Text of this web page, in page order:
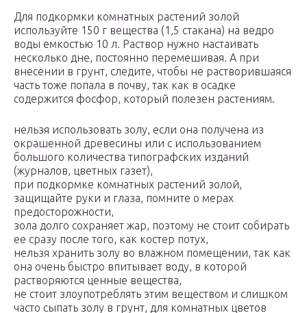
Для подкормки комнатных растений золой
используйте 150 г вещества (1,5 стакана) на ведро
воды емкостью 10 л. Раствор нужно настаивать
несколько дне, постоянно перемешивая. А при
внесении в грунт, следите, чтобы не растворившаяся
часть тоже попала в почву, так как в осадке
содержится фосфор, который полезен растениям.
нельзя использовать золу, если она получена из
окрашенной древесины или с использованием
большого количества типографских изданий
(журналов, цветных газет),
при подкормке комнатных растений золой,
защищайте руки и глаза, помните о мерах
предосторожности,
зола долго сохраняет жар, поэтому не стоит собирать
ее сразу после того, как костер потух,
нельзя хранить золу во влажном помещении, так как
она очень быстро впитывает воду, в которой
растворяются ценные вещества,
не стоит злоупотреблять этим веществом и слишком
часто сыпать золу в грунт, для комнатных цветов